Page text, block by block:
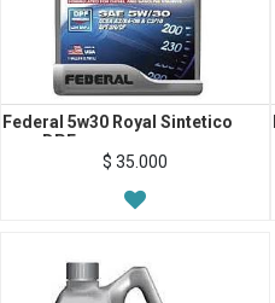
Federal 5w30 Royal Sintetico
para DPF
$ 35.000